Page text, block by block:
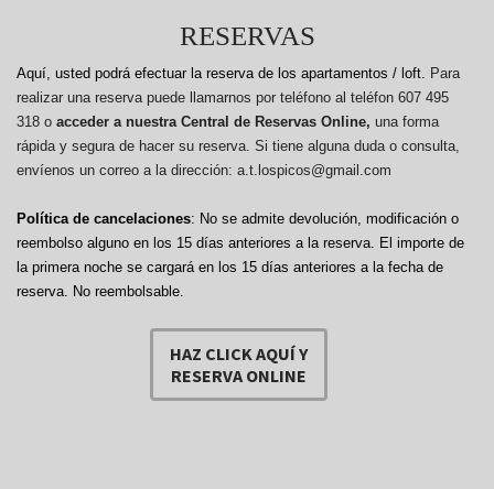
RESERVAS
Aquí, usted podrá efectuar la reserva de los apartamentos / loft. Para
realizar una reserva puede llamarnos por teléfono al teléfon 607 495
318 o acceder a nuestra Central de Reservas Online, una forma
rápida y segura de hacer su reserva. Si tiene alguna duda o consulta,
envíenos un correo a la dirección: a.t.lospicos@gmail.com
Política de cancelaciones: No se admite devolución, modificación o
reembolso alguno en los 15 días anteriores a la reserva. El importe de
la primera noche se cargará en los 15 días anteriores a la fecha de
reserva. No reembolsable.
HAZ CLICK AQUÍ Y
RESERVA ONLINE